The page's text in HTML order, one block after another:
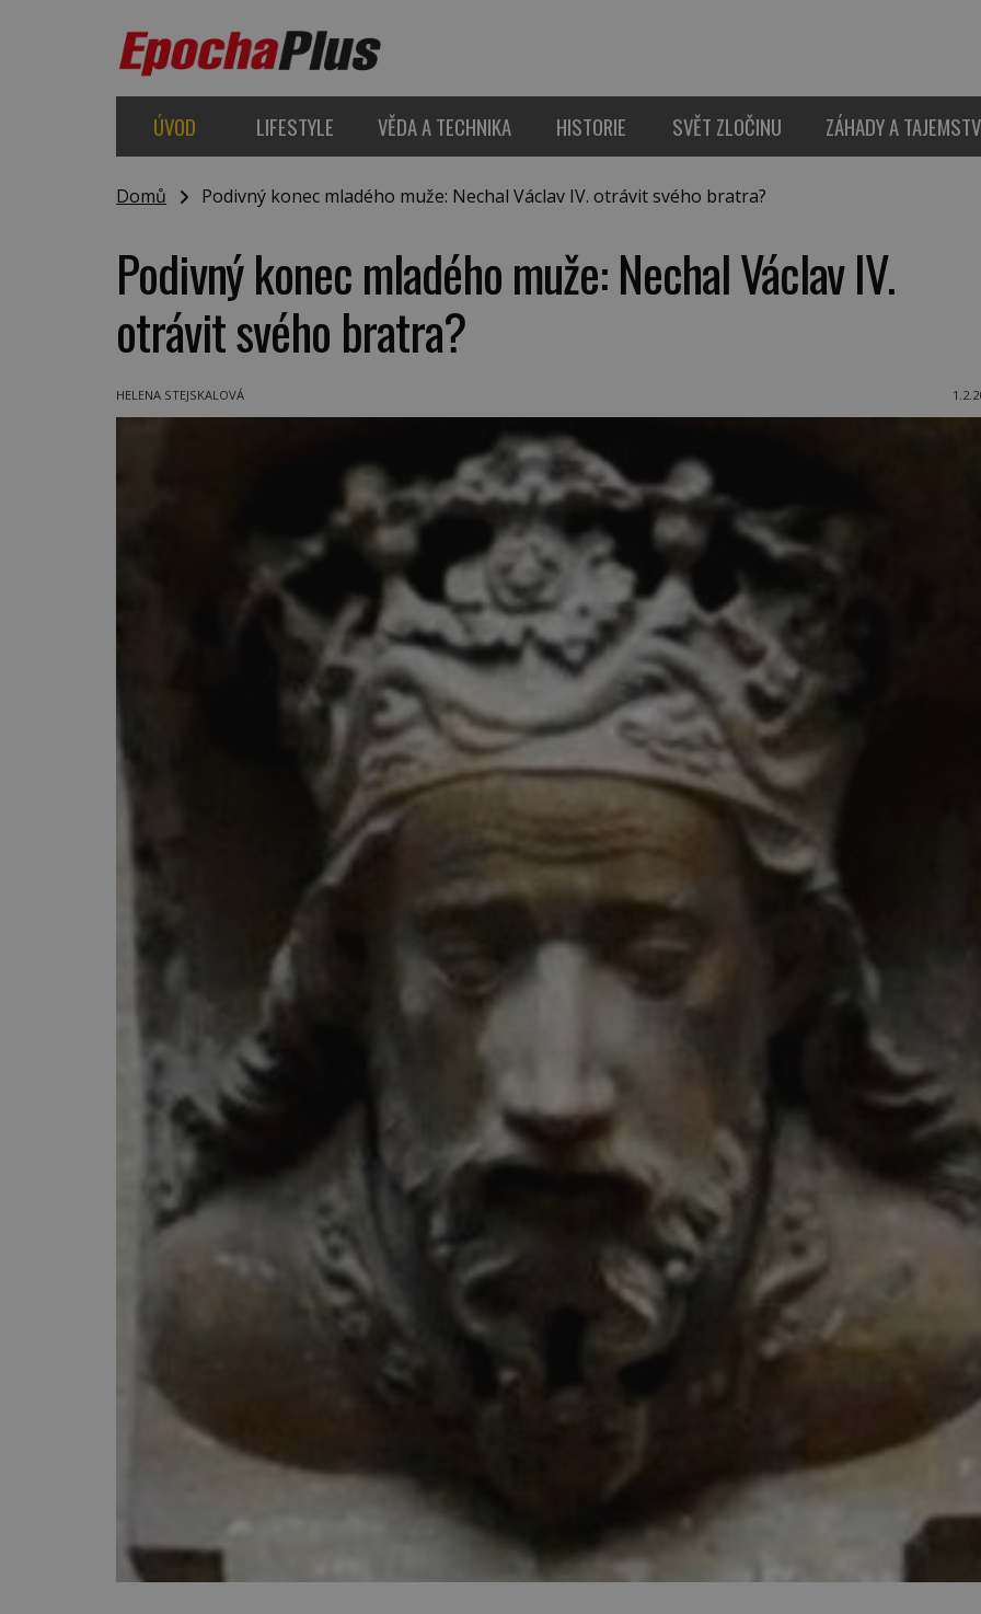
ÚVOD LIFESTYLE VĚDA A TECHNIKA HISTORIE SVĚT ZLOČINU ZÁHADY A
Domů Podivný konec mladého muže: Nechal Václav IV. otrávit svého bratra?
Podivný konec mladého muže: Nechal Václav IV.
otrávit svého bratra?
HELENA STEJSKALOVÁ